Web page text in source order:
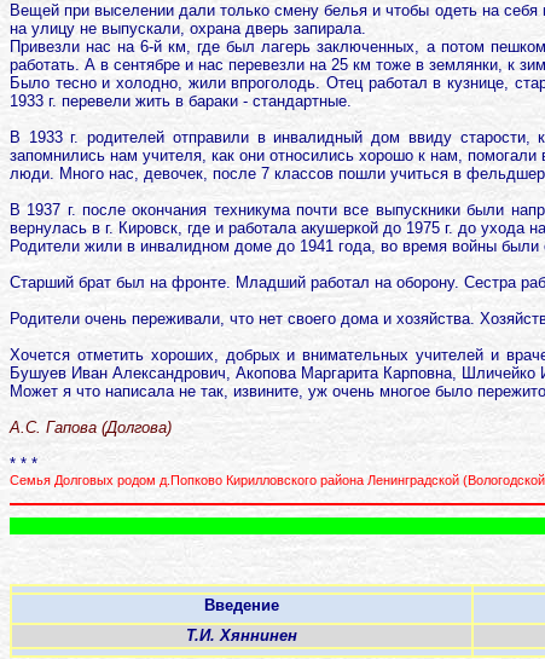
Вещей при выселении дали только смену белья и чтобы одеть на
на улицу не выпускали, охрана дверь запирала.
Привезли нас на 6-й км, где был лагерь заключенных, а потом
работать. А в сентябре и нас перевезли на 25 км тоже в землянки, к
Было тесно и холодно, жили впроголодь. Отец работал в кузнице,
1933 г. перевели жить в бараки - стандартные.
В 1933 г. родителей отправили в инвалидный дом ввиду
запомнились нам учителя, как они относились хорошо к нам,
люди. Много нас, девочек, после 7 классов пошли учиться в
В 1937 г. после окончания техникума почти все выпускники были
вернулась в г. Кировск, где и работала акушеркой до 1975 г. до ухода
Родители жили в инвалидном доме до 1941 года, во время войны
Старший брат был на фронте. Младший работал на оборону. Сестра
Родители очень переживали, что нет своего дома и хозяйства.
Хочется отметить хороших, добрых и внимательных учителей и
Бушуев Иван Александрович, Акопова Маргарита Карповна, Шличейко
Может я что написала не так, извините, уж очень многое было
А.С. Гапова (Долгова)
* * *
Семья Долговых родом д.Попково Кирилловского района Ленинградской
Введение
Т.И. Хяннинен